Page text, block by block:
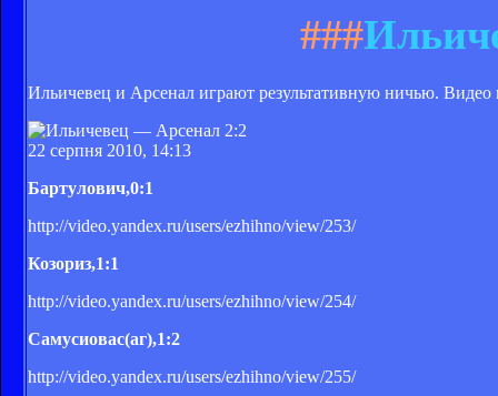
###
Ильичевец и Арсенал играют результативную ничью.
22 серпня 2010, 14:13
Бартулович,0:1
http://video.yandex.ru/users/ezhihno/view/253/
Козориз,1:1
http://video.yandex.ru/users/ezhihno/view/254/
Самусиовас(аг),1:2
http://video.yandex.ru/users/ezhihno/view/255/